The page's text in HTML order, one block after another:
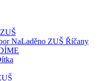
NaLaděno ZUŠ Říčany